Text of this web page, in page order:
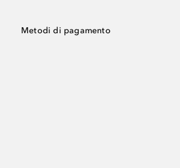
Metodi di pagamento